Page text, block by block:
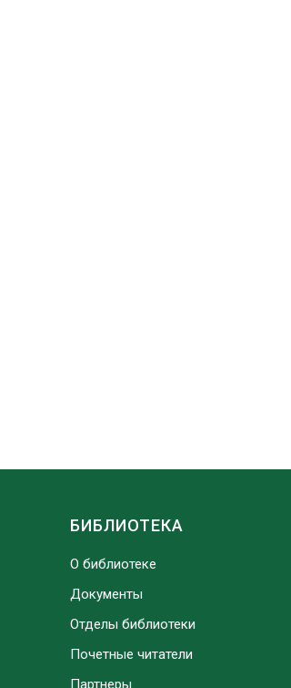
БИБЛИОТЕКА
О библиотеке
Документы
Отделы библиотеки
Почетные читатели
Партнеры